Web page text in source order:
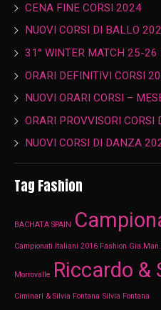
CENA FINE CORSI 2024
NUOVI CORSI DI BALLO
31° WINTER MATCH 25-26
ORARI DEFINITIVI CORSI
NUOVI ORARI CORSI –
ORARI PROVVISORI
NUOVI CORSI DI DANZA
Tag Fashion
BACHATA SPAIN
Campionati Italiani 2016 Fashion
Morrovalle Riccardo &
Ciminari & Silvia Fontana Silvia Fontana